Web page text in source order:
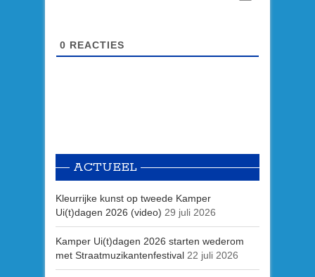
0 REACTIES
ACTUEEL
Kleurrijke kunst op tweede Kamper
Ui(t)dagen 2026 (video) 29 juli 2026
Kamper Ui(t)dagen 2026 starten wederom
met Straatmuzikantenfestival 22 juli 2026